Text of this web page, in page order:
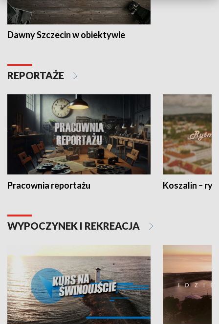
Dawny Szczecin w obiektywie
REPORTAŻE
Pracownia reportażu Koszalin –
WYPOCZYNEK I REKREACJA